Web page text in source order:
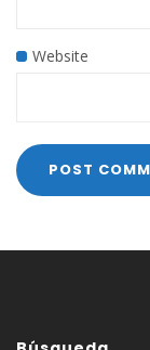
Website